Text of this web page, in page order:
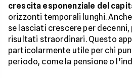
crescita esponenziale del
orizzonti temporali lunghi.
se lasciati crescere per
risultati straordinari. Questo
particolarmente utile per chi
periodo, come la pensione o